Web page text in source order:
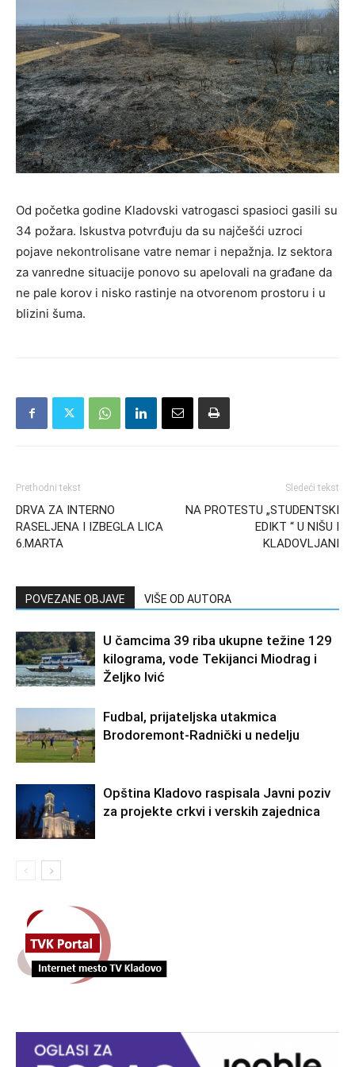
Od početka godine Kladovski vatrogasci spasioci gasili su
34 požara. Iskustva potvrđuju da su najčešći uzroci
pojave nekontrolisane vatre nemar i nepažnja. Iz sektora
za vanredne situacije ponovo su apelovali na građane da
ne pale korov i nisko rastinje na otvorenom prostoru i u
blizini šuma.
Prethodni tekst
DRVA ZA INTERNO
RASELJENA I IZBEGLA LICA
6.MARTA
Sledeći tekst
NA PROTESTU „STUDENTSKI
EDIKT “ U NIŠU I
KLADOVLJANI
POVEZANE OBJAVE VIŠE OD AUTORA
U čamcima 39 riba ukupne težine 129
kilograma, vode Tekijanci Miodrag i
Željko Ivić
Fudbal, prijateljska utakmica
Brodoremont-Radnički u nedelju
Opština Kladovo raspisala Javni poziv
za projekte crkvi i verskih zajednica